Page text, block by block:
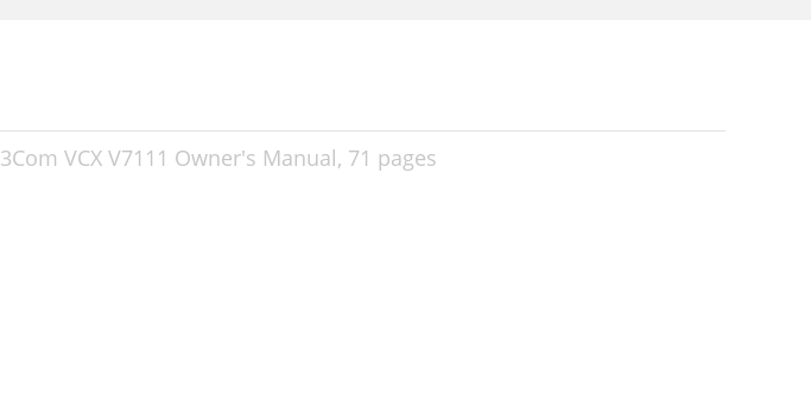
3Com VCX V7111 Owner's Manual, 71 pages